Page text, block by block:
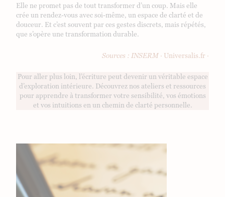
Elle ne promet pas de tout transformer d’un coup. Mais elle
crée un rendez-vous avec soi-même, un espace de clarté et de
douceur. Et c’est souvent par ces gestes discrets, mais répétés,
que s’opère une transformation durable.
Sources : INSERM · Universalis.fr ·
Pour aller plus loin, l’écriture peut devenir un véritable espace
d’exploration intérieure. Découvrez nos ateliers et ressources
pour apprendre à transformer votre sensibilité, vos émotions
et vos intuitions en un chemin de clarté personnelle.